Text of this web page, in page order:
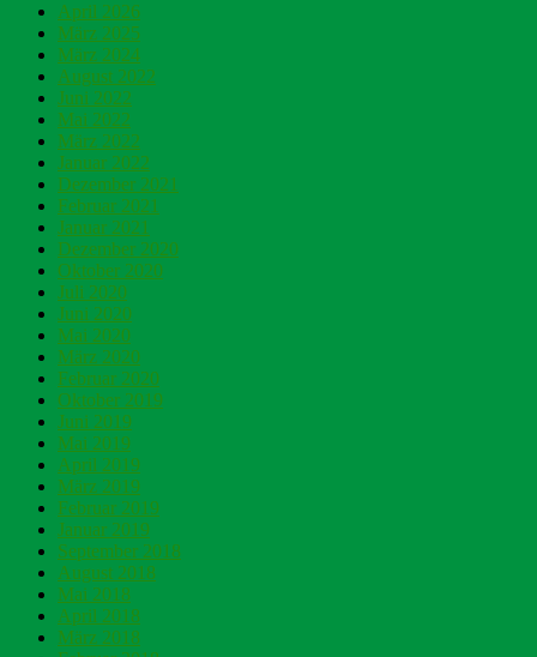
April 2026
März 2025
März 2024
August 2022
Juni 2022
Mai 2022
März 2022
Januar 2022
Dezember 2021
Februar 2021
Januar 2021
Dezember 2020
Oktober 2020
Juli 2020
Juni 2020
Mai 2020
März 2020
Februar 2020
Oktober 2019
Juni 2019
Mai 2019
April 2019
März 2019
Februar 2019
Januar 2019
September 2018
August 2018
Mai 2018
April 2018
März 2018